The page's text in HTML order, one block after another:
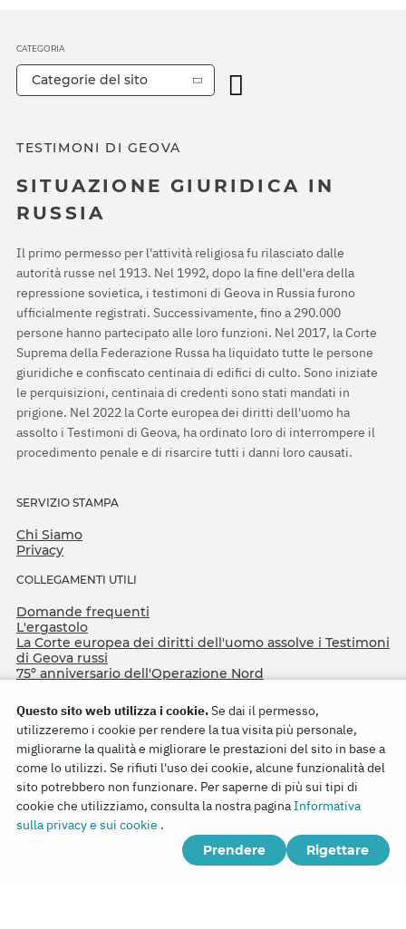
TESTIMONI DI GEOVA
SITUAZIONE GIURIDICA IN
RUSSIA
Il primo permesso per l'attività religiosa fu rilasciato dalle
autorità russe nel 1913. Nel 1992, dopo la fine dell'era della
repressione sovietica, i testimoni di Geova in Russia furono
ufficialmente registrati. Successivamente, fino a 290.000
persone hanno partecipato alle loro funzioni. Nel 2017, la Corte
Suprema della Federazione Russa ha liquidato tutte le persone
giuridiche e confiscato centinaia di edifici di culto. Sono iniziate
le perquisizioni, centinaia di credenti sono stati mandati in
prigione. Nel 2022 la Corte europea dei diritti dell'uomo ha
assolto i Testimoni di Geova, ha ordinato loro di interrompere il
procedimento penale e di risarcire tutti i danni loro causati.
SERVIZIO STAMPA
Chi Siamo
Privacy
COLLEGAMENTI UTILI
Domande frequenti
L'ergastolo
La Corte europea dei diritti dell'uomo assolve i Testimoni
di Geova russi
75º anniversario dell'Operazione Nord
CATEGORIA
Categorie del sito
Copyright © 2026
Watch Tower Bible and Tract Society of Korea.
Questo sito web utilizza i cookie.Se dai il permesso,
utilizzeremo i cookie per rendere la tua visita più personale,
migliorarne la qualità e migliorare le prestazioni del sito in base a
come lo utilizzi. Se rifiuti l'uso dei cookie, alcune funzionalità del
sito potrebbero non funzionare. Per saperne di più sui tipi di
cookie che utilizziamo, consulta la nostra paginaInformativa
sulla privacy e sui cookie .
Prendere
Rigettare